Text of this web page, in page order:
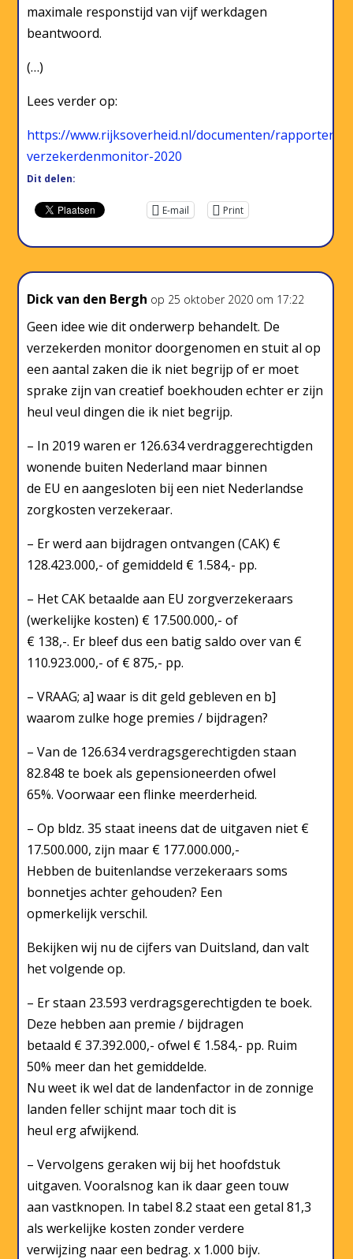
maximale responstijd van vijf werkdagen
beantwoord.
(…)
Lees verder op:
https://www.rijksoverheid.nl/documenten/rapporten/
verzekerdenmonitor-2020
Dit delen:
E-mail Print
Dick van den Bergh op 25 oktober 2020 om 17:22
Geen idee wie dit onderwerp behandelt. De
verzekerden monitor doorgenomen en stuit al op
een aantal zaken die ik niet begrijp of er moet
sprake zijn van creatief boekhouden echter er zijn
heul veul dingen die ik niet begrijp.
– In 2019 waren er 126.634 verdraggerechtigden
wonende buiten Nederland maar binnen
de EU en aangesloten bij een niet Nederlandse
zorgkosten verzekeraar.
– Er werd aan bijdragen ontvangen (CAK) €
128.423.000,- of gemiddeld € 1.584,- pp.
– Het CAK betaalde aan EU zorgverzekeraars
(werkelijke kosten) € 17.500.000,- of
€ 138,-. Er bleef dus een batig saldo over van €
110.923.000,- of € 875,- pp.
– VRAAG; a] waar is dit geld gebleven en b]
waarom zulke hoge premies / bijdragen?
– Van de 126.634 verdragsgerechtigden staan
82.848 te boek als gepensioneerden ofwel
65%. Voorwaar een flinke meerderheid.
– Op bldz. 35 staat ineens dat de uitgaven niet €
17.500.000, zijn maar € 177.000.000,-
Hebben de buitenlandse verzekeraars soms
bonnetjes achter gehouden? Een
opmerkelijk verschil.
Bekijken wij nu de cijfers van Duitsland, dan valt
het volgende op.
– Er staan 23.593 verdragsgerechtigden te boek.
Deze hebben aan premie / bijdragen
betaald € 37.392.000,- ofwel € 1.584,- pp. Ruim
50% meer dan het gemiddelde.
Nu weet ik wel dat de landenfactor in de zonnige
landen feller schijnt maar toch dit is
heul erg afwijkend.
– Vervolgens geraken wij bij het hoofdstuk
uitgaven. Vooralsnog kan ik daar geen touw
aan vastknopen. In tabel 8.2 staat een getal 81,3
als werkelijke kosten zonder verdere
verwijzing naar een bedrag. x 1.000 bijv.